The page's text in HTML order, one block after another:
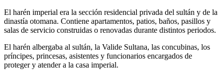
El harén imperial era la sección residencial privada del sultán y de la
dinastía otomana. Contiene apartamentos, patios, baños, pasillos y
salas de servicio construidas o renovadas durante distintos periodos.
El harén albergaba al sultán, la Valide Sultana, las concubinas, los
príncipes, princesas, asistentes y funcionarios encargados de
proteger y atender a la casa imperial.